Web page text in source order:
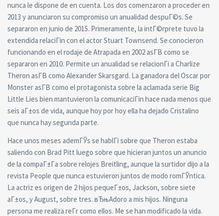
nunca le dispone de en cuenta. Los dos comenzaron a proceder en
2013 y anunciaron su compromiso un anualidad despuГ©s. Se
separaron en junio de 2015. Primeramente, la intГ©rprete tuvo la
extendida relaciГіn con el actor Stuart Townsend. Se conocieron
funcionando en el rodaje de Atrapada en 2002 asГ­В­ como se
separaron en 2010. Permite un anualidad se relacionГі a Charlize
Theron asГ­В­ como Alexander Skarsgard. La ganadora del Oscar por
Monster asГ­В­ como el protagonista sobre la aclamada serie Big
Little Lies bien mantuvieron la comunicaciГіn hace nada menos que
seis aГ±os de vida, aunque hoy por hoy ella ha dejado Cristalino
que nunca hay segunda parte.
Hace unos meses ademГЎs se hablГі sobre que Theron estaba
saliendo con Brad Pitt luego sobre que hicieran juntos un anuncio
de la compaГ±Г­a sobre relojes Breitling, aunque la surtidor dijo a la
revista People que nunca estuvieron juntos de modo romГЎntica.
La actriz es origen de 2 hijos pequeГ±os, Jackson, sobre siete
aГ±os, y August, sobre tres. вЂњAdoro a mis hijos. Ninguna
persona me realiza reГ­r como ellos. Me se han modificado la vida.